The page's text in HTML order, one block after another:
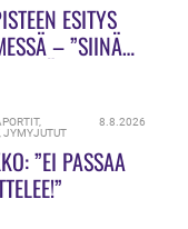
ESITYS
– ”SIINÄ
,
,JYMYJUTUT
8.8.2026
”EI PASSAA